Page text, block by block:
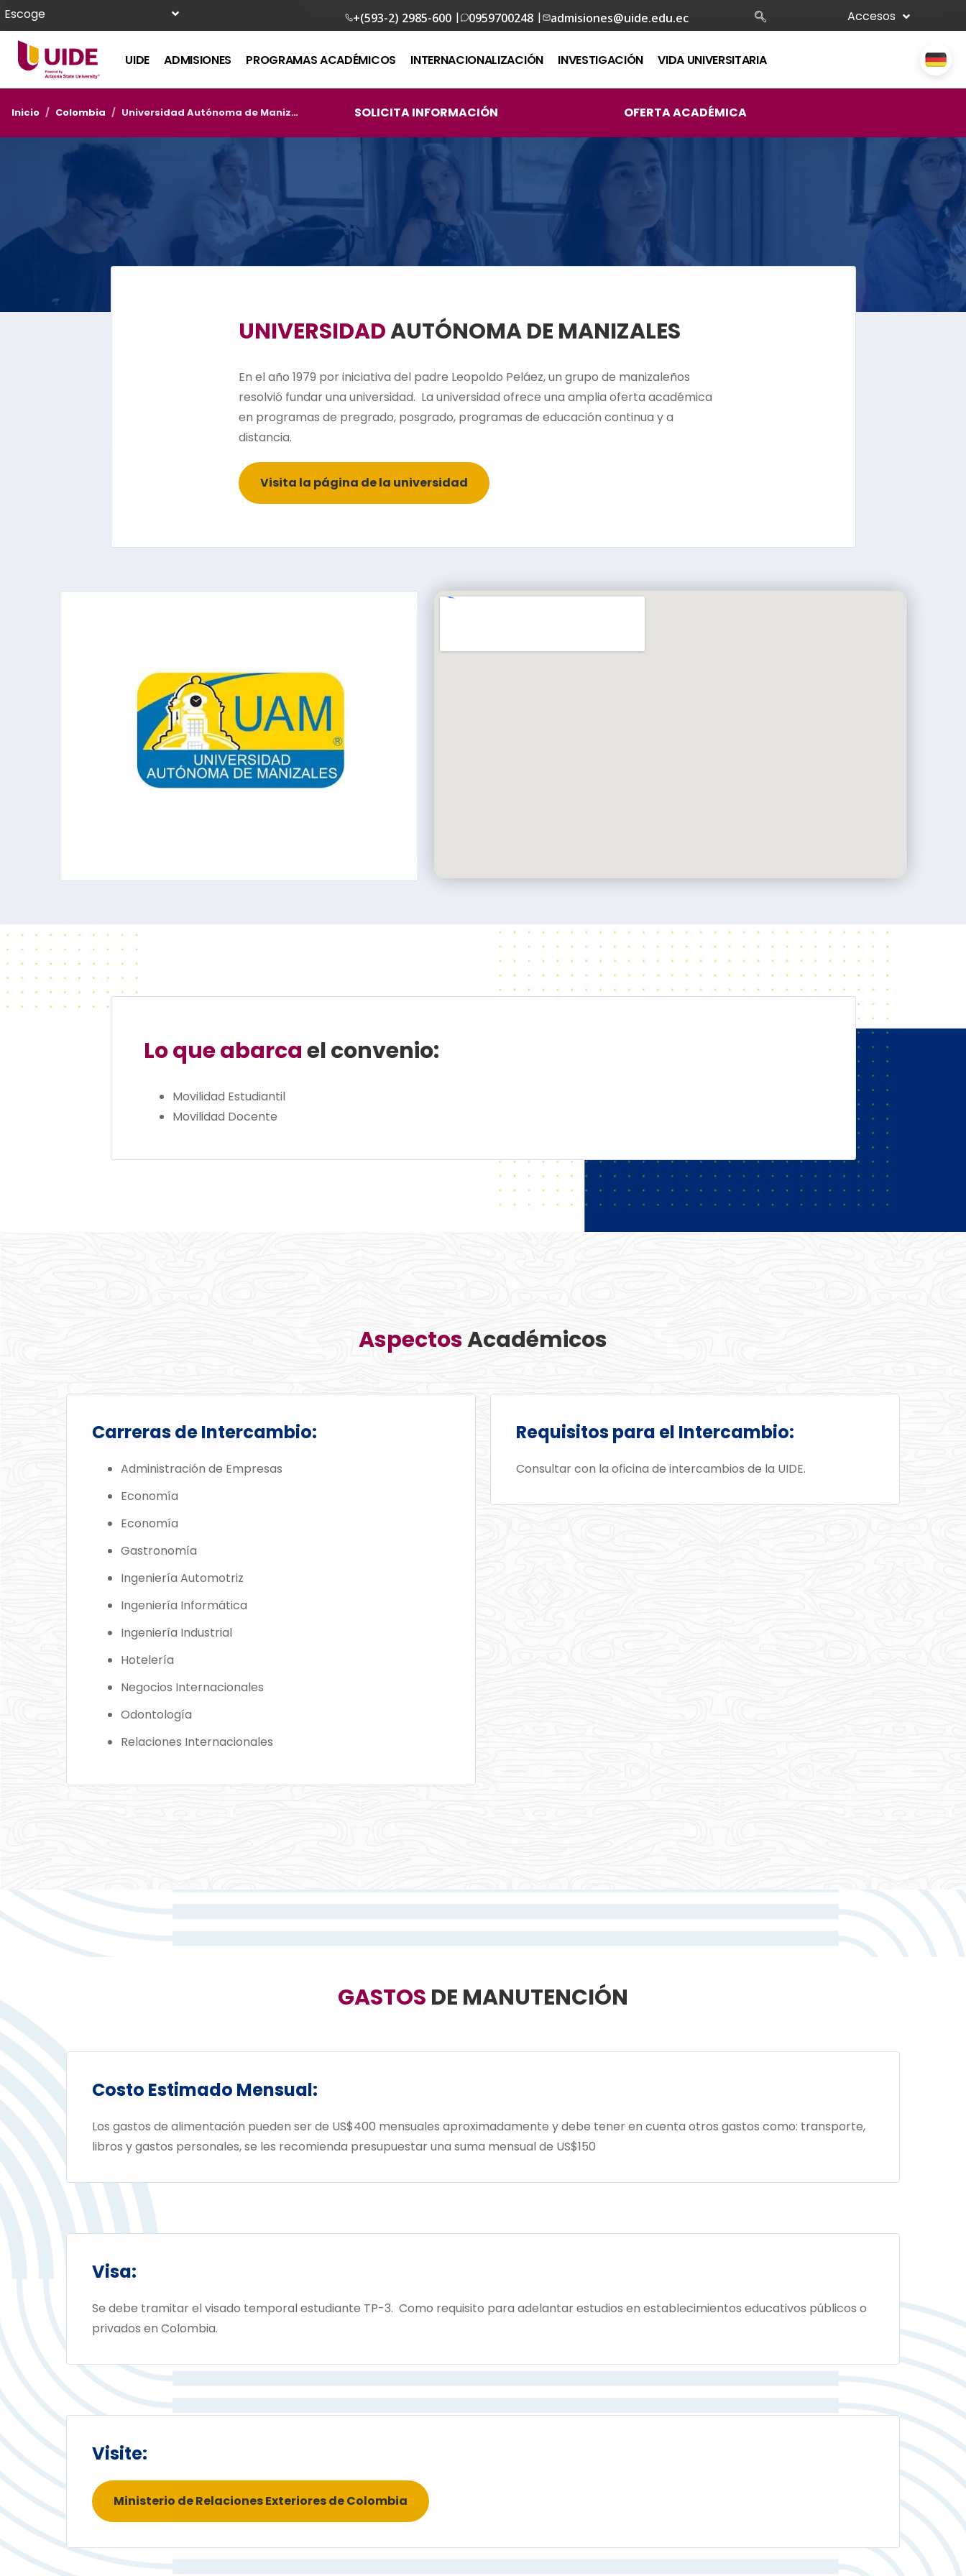
Escoge +(593-2) 2985-600 | 0959700248 | admisiones@uide.edu.ec Accesos
UIDE ADMISIONES PROGRAMAS ACADÉMICOS INTERNACIONALIZACIÓN INVESTIGACIÓN VIDA UNIVERSITARIA
Inicio / Colombia / Universidad Autónoma de Manizales SOLICITA INFORMACIÓN OFERTA ACADÉMICA
UNIVERSIDADAUTÓNOMA DE MANIZALES
En el año 1979 por iniciativa del padre Leopoldo Peláez, un grupo de manizaleños
resolvió fundar una universidad. La universidad ofrece una amplia oferta académica
en programas de pregrado, posgrado, programas de educación continua y a
distancia.
Visita la página de la universidad
Lo que abarcael convenio:
Movilidad Estudiantil
Movilidad Docente
Aspectos​Académicos​
Carreras de Intercambio:
Administración de Empresas
Economía
Economía
Gastronomía
Ingeniería Automotriz
Ingeniería Informática
Ingeniería Industrial
Hotelería
Negocios Internacionales
Odontología
Relaciones Internacionales
Requisitos para el Intercambio:
Consultar con la oficina de intercambios de la UIDE.
GASTOS DE MANUTENCIÓN
Costo Estimado Mensual:
Los gastos de alimentación pueden ser de US$400 mensuales aproximadamente y debe tener en cuenta otros gastos como: transporte,
libros y gastos personales, se les recomienda presupuestar una suma mensual de US$150
Visa:
Se debe tramitar el visado temporal estudiante TP-3. Como requisito para adelantar estudios en establecimientos educativos públicos o
privados en Colombia.
Visite:
Ministerio de Relaciones Exteriores de Colombia